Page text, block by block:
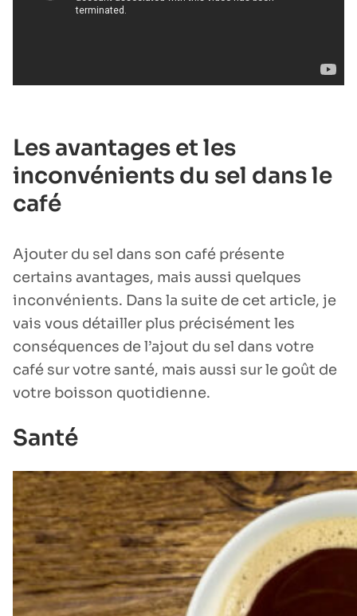
Les avantages et les
inconvénients du sel dans le
café
Ajouter du sel dans son café présente
certains avantages, mais aussi quelques
inconvénients. Dans la suite de cet article, je
vais vous détailler plus précisément les
conséquences de l’ajout du sel dans votre
café sur votre santé, mais aussi sur le goût de
votre boisson quotidienne.
Santé